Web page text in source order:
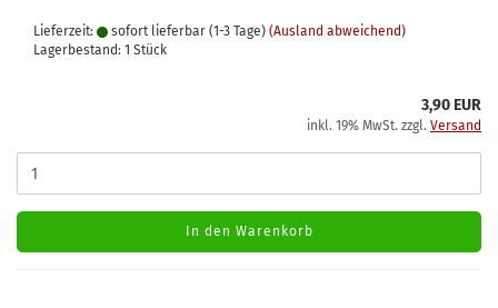
Lieferzeit: sofort lieferbar (1-3 Tage) (Ausland abweichend)
Lagerbestand: 1 Stück
3,90 EUR
inkl. 19% MwSt. zzgl. Versand
In den Warenkorb